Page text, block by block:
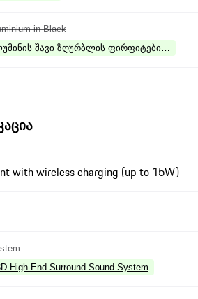
in Black
შავი ზღურბლის ფირფიტები,
with wireless charging (up to 15W)
High-End Surround Sound System